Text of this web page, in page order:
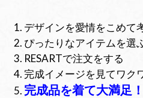
デザインを愛情をこめて
ぴったりなアイテムを選
RESARTで注文をする
完成イメージを見てワク
完成品を着て大満足！